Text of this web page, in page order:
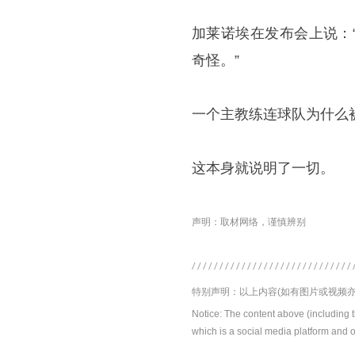
加莱诺埃在发布会上说
奇怪。”
一个主教练连球队为什么
这本身就说明了一切。
声明：取材网络，谨慎辨别
特别声明：以上内容(如有图片或视频
Notice: The content above
which is a social media platform and